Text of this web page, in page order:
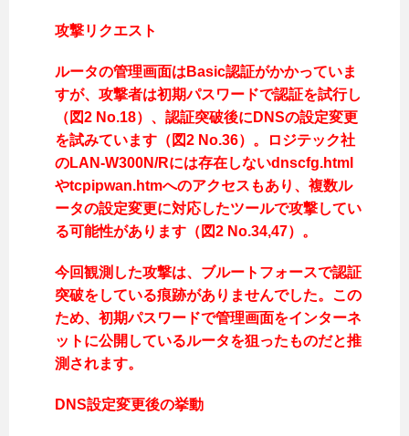
攻撃リクエスト
ルータの管理画面はBasic認証がかかっていま
すが、攻撃者は初期パスワードで認証を試行し
（図2 No.18）、認証突破後にDNSの設定変更
を試みています（図2 No.36）。ロジテック社
のLAN-W300N/Rには存在しないdnscfg.html
やtcpipwan.htmへのアクセスもあり、複数ル
ータの設定変更に対応したツールで攻撃してい
る可能性があります（図2 No.34,47）。
今回観測した攻撃は、ブルートフォースで認証
突破をしている痕跡がありませんでした。この
ため、初期パスワードで管理画面をインターネ
ットに公開しているルータを狙ったものだと推
測されます。
DNS設定変更後の挙動